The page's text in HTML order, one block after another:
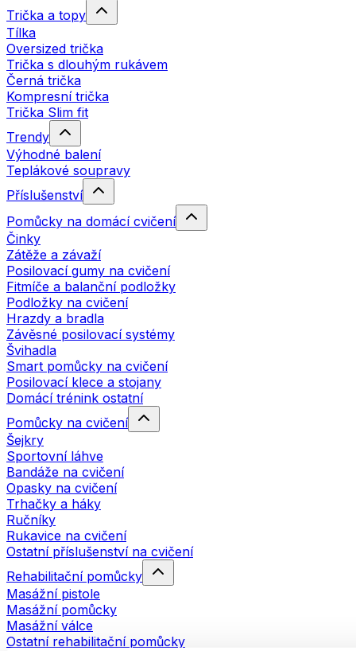
Trička a topy
Tílka
Oversized trička
Trička s dlouhým rukávem
Černá trička
Kompresní trička
Trička Slim fit
Trendy
Výhodné balení
Teplákové soupravy
Příslušenství
Pomůcky na domácí cvičení
Činky
Zátěže a závaží
Posilovací gumy na cvičení
Fitmíče a balanční podložky
Podložky na cvičení
Hrazdy a bradla
Závěsné posilovací systémy
Švihadla
Smart pomůcky na cvičení
Posilovací klece a stojany
Domácí trénink ostatní
Pomůcky na cvičení
Šejkry
Sportovní láhve
Bandáže na cvičení
Opasky na cvičení
Trhačky a háky
Ručníky
Rukavice na cvičení
Ostatní příslušenství na cvičení
Rehabilitační pomůcky
Masážní pistole
Masážní pomůcky
Masážní válce
Ostatní rehabilitační pomůcky